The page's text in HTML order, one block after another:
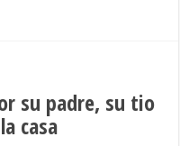
su padre, su tio
casa